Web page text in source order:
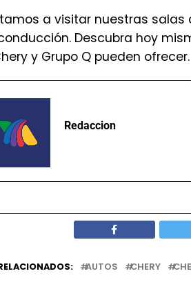
a visitar nuestras
Descubra hoy
y Grupo Q pueden
Redaccion
AUTOS CHERY